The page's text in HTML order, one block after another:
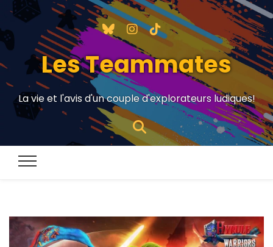
Les Teammates
La vie et l'avis d'un couple d'explorateurs ludiques!